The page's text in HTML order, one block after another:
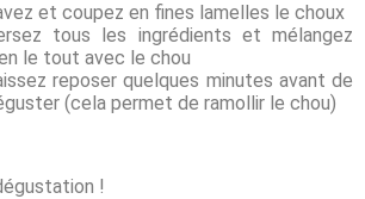
et coupez en fines lamelles le choux
tous les ingrédients et mélangez
le tout avec le chou
reposer quelques minutes avant de
(cela permet de ramollir le chou)
!